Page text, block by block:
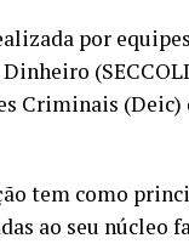
por
Criminais
tem como
ao seu núcleo